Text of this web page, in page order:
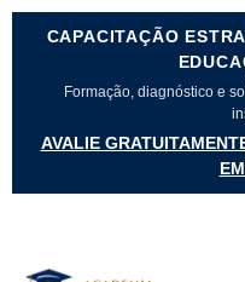
CAPACITAÇÃO
Formação, diagnóstico e
AVALIE